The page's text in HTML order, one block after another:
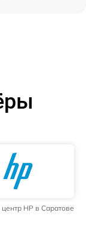
HP в Саратове